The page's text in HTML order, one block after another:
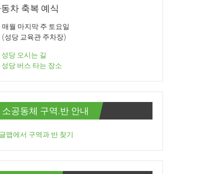
차 축복 예식
매월 마지막 주 토요일
(성당 교육관 주차장)
성당 오시는 길
성당 버스 타는 장소
소공동체 구역.반 안내
맵에서 구역과 반 찾기